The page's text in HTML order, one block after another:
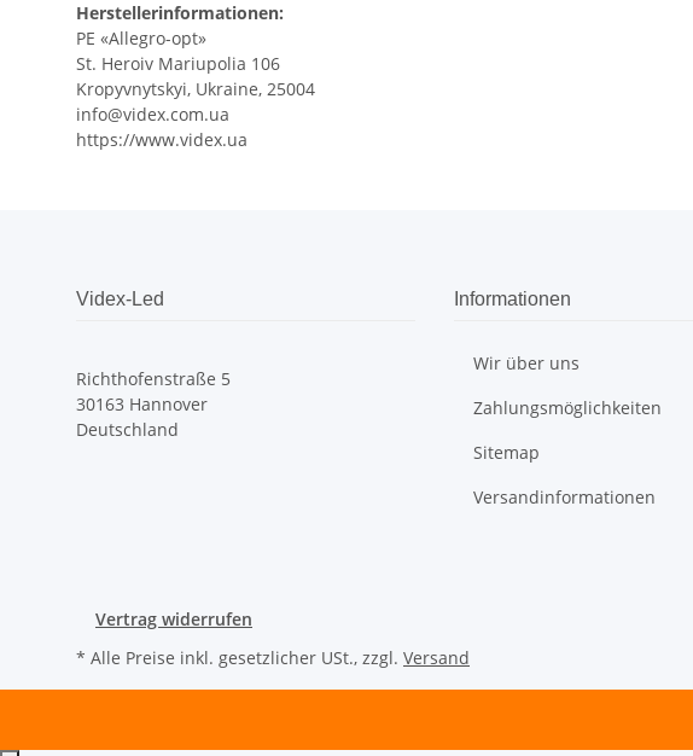
Herstellerinformationen:
PE «Allegro-opt»
St. Heroiv Mariupolia 106
Kropyvnytskyi, Ukraine, 25004
info@videx.com.ua
https://www.videx.ua
Videx-Led
Richthofenstraße 5
30163 Hannover
Deutschland
Informationen
Wir über uns
Zahlungsmöglichkeiten
Sitemap
Versandinformationen
Vertrag widerrufen
* Alle Preise inkl. gesetzlicher USt., zzgl. Versand